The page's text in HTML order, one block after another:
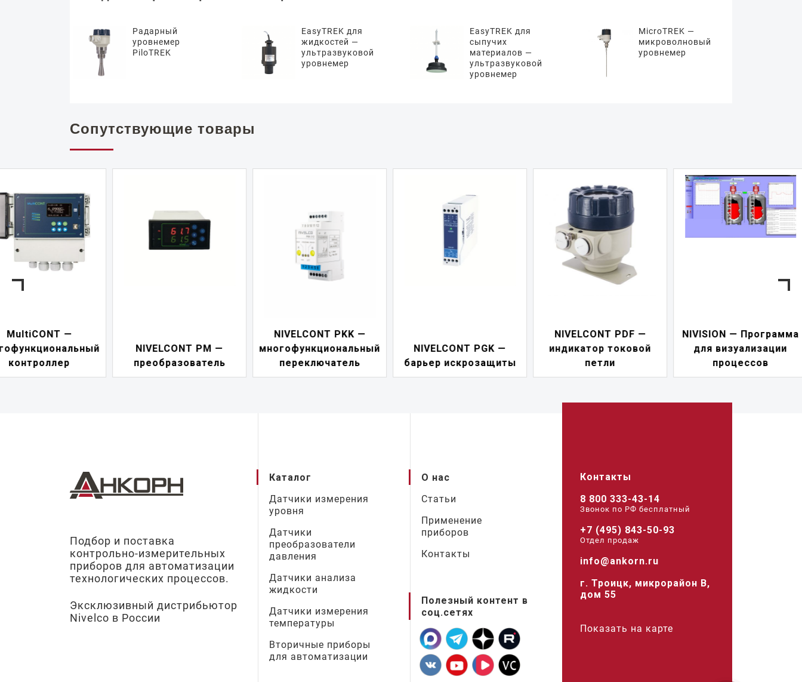
Радарный
уровнемер
PiloTREK
EasyTREK для
жидкостей —
ультразвуковой
уровнемер
EasyTREK для
сыпучих
материалов —
ультразвуковой
уровнемер
MicroTREK —
микроволновый
уровнемер
Сопутствующие товары
NIVELCONT PM —
преобразователь
многофункциональный
переключатель
NIVELCONT PGK —
барьер искрозащиты
индикатор токовой
петли
NIVISION — Программа
для визуализации
процессов
NIPOWER —
питания
Подбор и поставка
контрольно-измерительных
приборов для автоматизации
технологических процессов.
Эксклюзивный дистрибьютор
Nivelco в России
Каталог
Датчики измерения
уровня
Датчики
преобразователи
давления
Датчики анализа
жидкости
Датчики измерения
температуры
Вторичные приборы
для автоматизации
О нас
Статьи
Применение
приборов
Контакты
Полезный контент в
соц.сетях
Контакты
8 800 333-43-14
Звонок по РФ беcплатный
+7 (495) 843-50-93
Отдел продаж
info@ankorn.ru
г. Троицк, микрорайон В,
дом 55
Показать на карте